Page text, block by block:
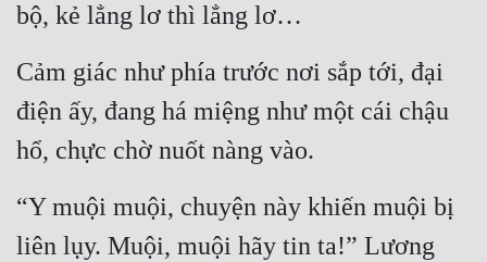
bộ, kẻ lẳng lơ thì lẳng lơ…
Cảm giác như phía trước nơi sắp tới, đại
điện ấy, đang há miệng như một cái chậu
hổ, chực chờ nuốt nàng vào.
“Y muội muội, chuyện này khiến muội bị
liên lụy. Muội, muội hãy tin ta!” Lương